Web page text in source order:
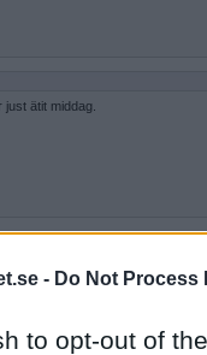
- Do Not Process
to opt-out of
just ätit middag.